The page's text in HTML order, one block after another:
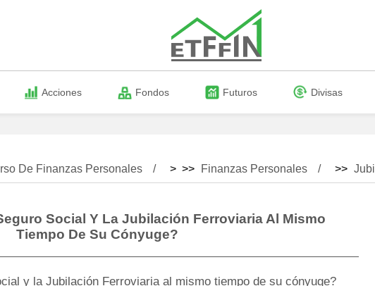
Acciones Fondos Futuros Divisas
De Finanzas Personales > >> Finanzas Personales >>
Social Y La Jubilación Ferroviaria Al Mismo
Tiempo De Su Cónyuge?